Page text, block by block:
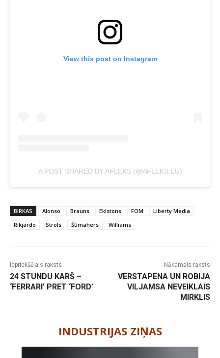
View this post on Instagram
A POST SHARED BY AFLEKS (@AFLEKS.EU)
BIRKAS Alonso Brauns Eklstons FOM
Liberty Media
Rikjardo
Strols Šūmahers Williams
Iepriekšējais raksts
24 STUNDU KARŠ –
‘FERRARI’ PRET ‘FORD’
Nākamais raksts
VERSTAPENA UN ROBIJA
VILJAMSA NEVEIKLAIS
MIRKLIS
INDUSTRIJAS ZIŅAS